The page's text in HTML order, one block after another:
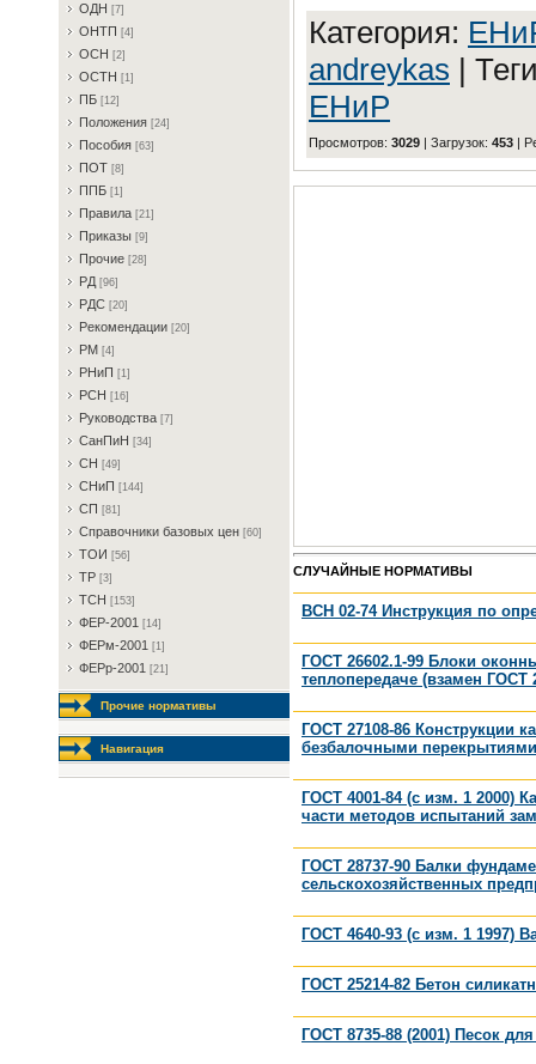
OДH [7]
OHTП [4]
OCH [2]
OCTH [1]
ПБ [12]
Пoлoжeния [24]
Пocoбия [63]
ПOT [8]
ППБ [1]
Пpaвилa [21]
Пpикaзы [9]
Пpoчиe [28]
PД [96]
PДC [20]
Peкoмeндaции [20]
PM [4]
PHиП [1]
PCH [16]
Pукoвoдcтвa [7]
CaнПиH [34]
CH [49]
CHиП [144]
CП [81]
Cпpaвoчники бaзoвыx цeн [60]
TOИ [56]
TP [3]
TCH [153]
ФEP-2001 [14]
ФEPм-2001 [1]
ФEPp-2001 [21]
Прочие нормативы
Навигация
Категория:
andreykas |
ЕНиР
Просмотров: 3029 | Загрузок: 453 |
СЛУЧАЙНЫЕ НОРМАТИВЫ
ВСН 02-74 Инструкция по
ГОСТ 26602.1-99 Блоки
теплопередаче (взамен ГОСТ
ГОСТ 27108-86 Конструкции
безбалочными
ГОСТ 4001-84 (с изм. 1 2000)
части методов испытаний
ГОСТ 28737-90 Балки
сельскохозяйственных
ГОСТ 4640-93 (с изм. 1 1997)
ГОСТ 25214-82 Бетон
ГОСТ 8735-88 (2001) Песок